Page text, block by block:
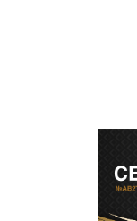
поломки по